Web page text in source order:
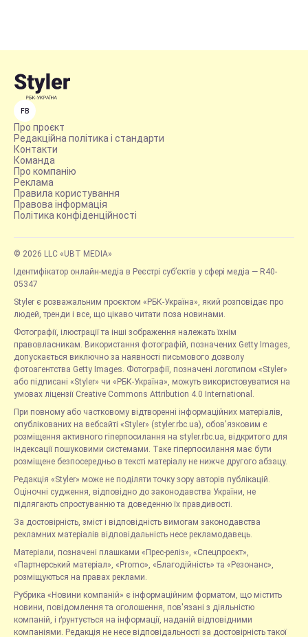
FB
Про проєкт
Редакційна політика і стандарти
Контакти
Команда
Про компанію
Реклама
Правила користування
Правова інформація
Політика конфіденційності
© 2026 LLC «UBT MEDIA»
Ідентифікатор онлайн-медіа в Реєстрі суб’єктів у сфері медіа — R40-
05347
Styler є розважальним проєктом «РБК-Україна», який розповідає про
людей, тренди і все, що цікаво читати поза новинами.
Фотографії, ілюстрації та інші зображення належать їхнім
правовласникам. Використання фотографій, позначених Getty Images,
допускається виключно за наявності письмового дозволу
фотоагентства Getty Images. Фотографії, позначені логотипом «Styler»
або підписані «Styler» чи «РБК-Україна», можуть використовуватися на
умовах ліцензії Creative Commons Attribution 4.0 International.
При повному або частковому відтворенні інформаційних матеріалів,
опублікованих на вебсайті «Styler» (styler.rbc.ua), обов'язковим є
розміщення активного гіперпосилання на styler.rbc.ua, відкритого для
індексації пошуковими системами. Таке гіперпосилання має бути
розміщене безпосередньо в тексті матеріалу не нижче другого абзацу.
Редакція «Styler» може не поділяти точку зору авторів публікацій.
Оціночні судження, відповідно до законодавства України, не
підлягають спростуванню та доведенню їх правдивості.
За достовірність, зміст і відповідність вимогам законодавства
рекламних матеріалів відповідальність несе рекламодавець.
Матеріали, позначені плашками «Прес-реліз», «Спецпроєкт»,
«Партнерський матеріал», «Promo», «Благодійність» та «Резонанс»,
розміщуються на правах реклами.
Рубрика «Новини компаній» є інформаційним форматом, що містить
новини, повідомлення та оголошення, пов'язані з діяльністю
компаній, і ґрунтується на інформації, наданій відповідними
компаніями. Редакція не несе відповідальності за достовірність такої